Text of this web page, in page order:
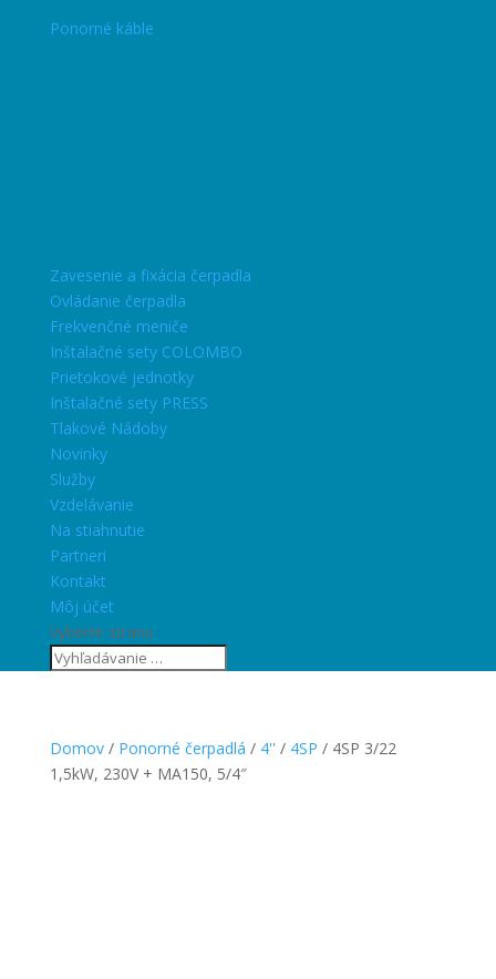
Ponorné káble
Zavesenie a fixácia čerpadla
Ovládanie čerpadla
Frekvenčné meniče
Inštalačné sety COLOMBO
Prietokové jednotky
Inštalačné sety PRESS
Tlakové Nádoby
Novinky
Služby
Vzdelávanie
Na stiahnutie
Partneri
Kontakt
Môj účet
Vyberte stranu
Domov/ Ponorné čerpadlá / 4'' / 4SP / 4SP 3/22
1,5kW, 230V + MA150, 5/4″